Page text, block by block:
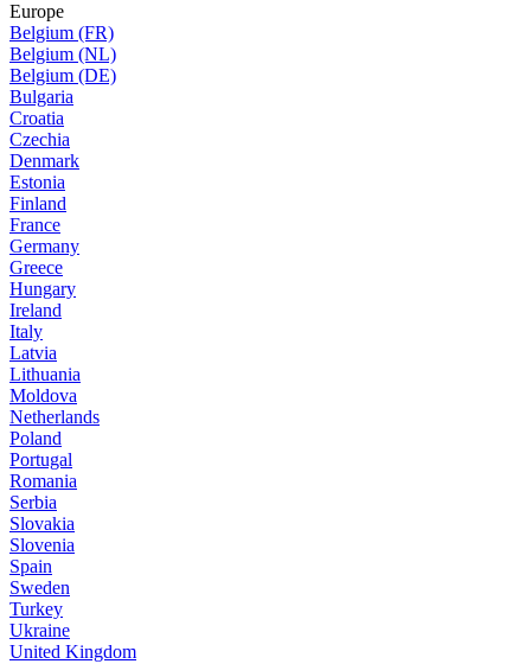
Europe
Belgium (FR)
Belgium (NL)
Belgium (DE)
Bulgaria
Croatia
Czechia
Denmark
Estonia
Finland
France
Germany
Greece
Hungary
Ireland
Italy
Latvia
Lithuania
Moldova
Netherlands
Poland
Portugal
Romania
Serbia
Slovakia
Slovenia
Spain
Sweden
Turkey
Ukraine
United Kingdom